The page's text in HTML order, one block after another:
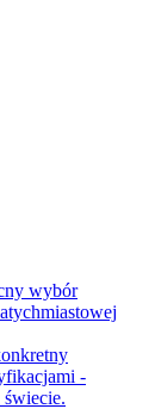
wybór
-